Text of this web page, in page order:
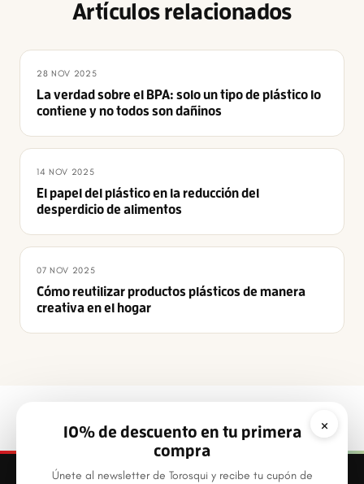
Artículos relacionados
28 NOV 2025
La verdad sobre el BPA: solo un tipo de plástico lo
contiene y no todos son dañinos
14 NOV 2025
El papel del plástico en la reducción del
desperdicio de alimentos
07 NOV 2025
Cómo reutilizar productos plásticos de manera
creativa en el hogar
×
10% de descuento en tu primera
compra
Únete al newsletter de Torosqui y recibe tu cupón de